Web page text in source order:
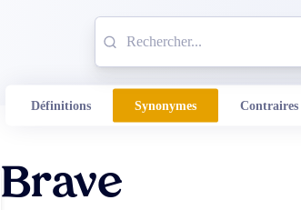
Définitions Synonymes Contraires
Brave